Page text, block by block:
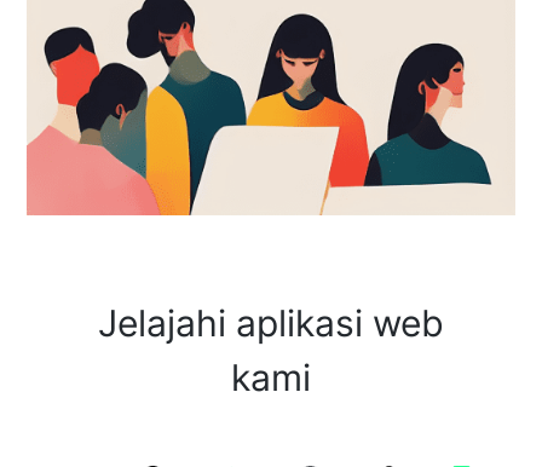
Jelajahi aplikasi web
kami